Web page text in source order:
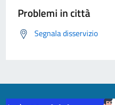
Problemi in città
Segnala disservizio